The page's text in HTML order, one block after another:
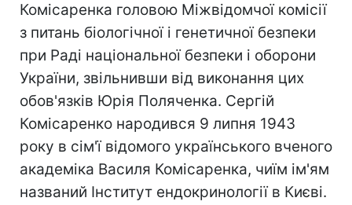
Комісаренка головою Міжвідомчої комісії
з питань біологічної і генетичної безпеки
при Раді національної безпеки і оборони
України, звільнивши від виконання цих
обов'язків Юрія Поляченка. Сергій
Комісаренко народився 9 липня 1943
року в сім'ї відомого українського вченого
академіка Василя Комісаренка, чиїм ім'ям
названий Інститут ендокринології в Києві.